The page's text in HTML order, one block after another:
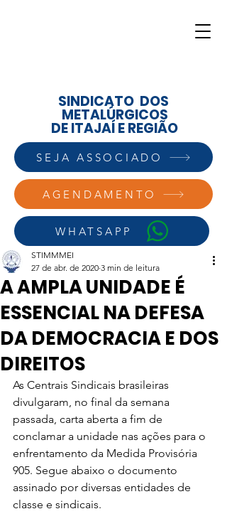
AGENDAMENTO
WHATSAPP
SINDICATO DOS
METALÚRGICOS
DE ITAJAÍ E REGIÃO
SEJA ASSOCIADO
A AMPLA UNIDADE É
ESSENCIAL NA DEFESA
DA DEMOCRACIA E DOS
DIREITOS
STIMMMEI
27 de abr. de 2020 3 min de leitura
As Centrais Sindicais brasileiras
divulgaram, no final da semana
passada, carta aberta a fim de
conclamar a unidade nas ações para o
enfrentamento da Medida Provisória
905. Segue abaixo o documento
assinado por diversas entidades de
classe e sindicais.